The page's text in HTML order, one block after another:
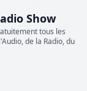
Show
tous les
de la Radio, du